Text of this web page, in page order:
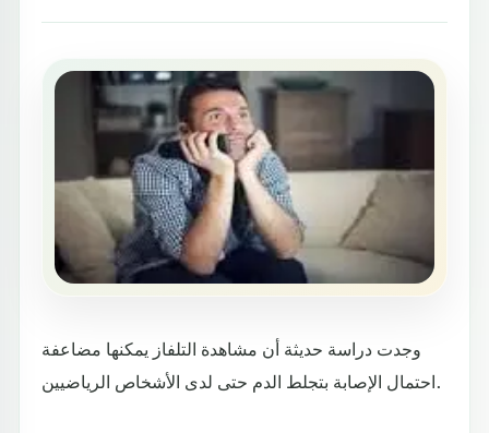
وجدت دراسة حديثة أن مشاهدة التلفاز يمكنها مضاعفة
احتمال الإصابة بتجلط الدم حتى لدى الأشخاص الرياضيين.